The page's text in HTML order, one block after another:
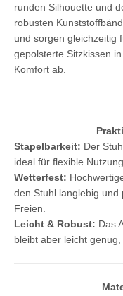
runden Silhouette und
robusten
und sorgen gleichzeitig
gepolsterte Sitzkissen
Komfort ab.
Stapelbarkeit: Der
ideal für flexible
Wetterfest:
den Stuhl langlebig und
Freien.
Leicht & Robust: Das
bleibt aber leicht